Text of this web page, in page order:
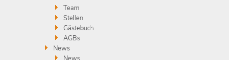
Team
Stellen
Gästebuch
AGBs
News